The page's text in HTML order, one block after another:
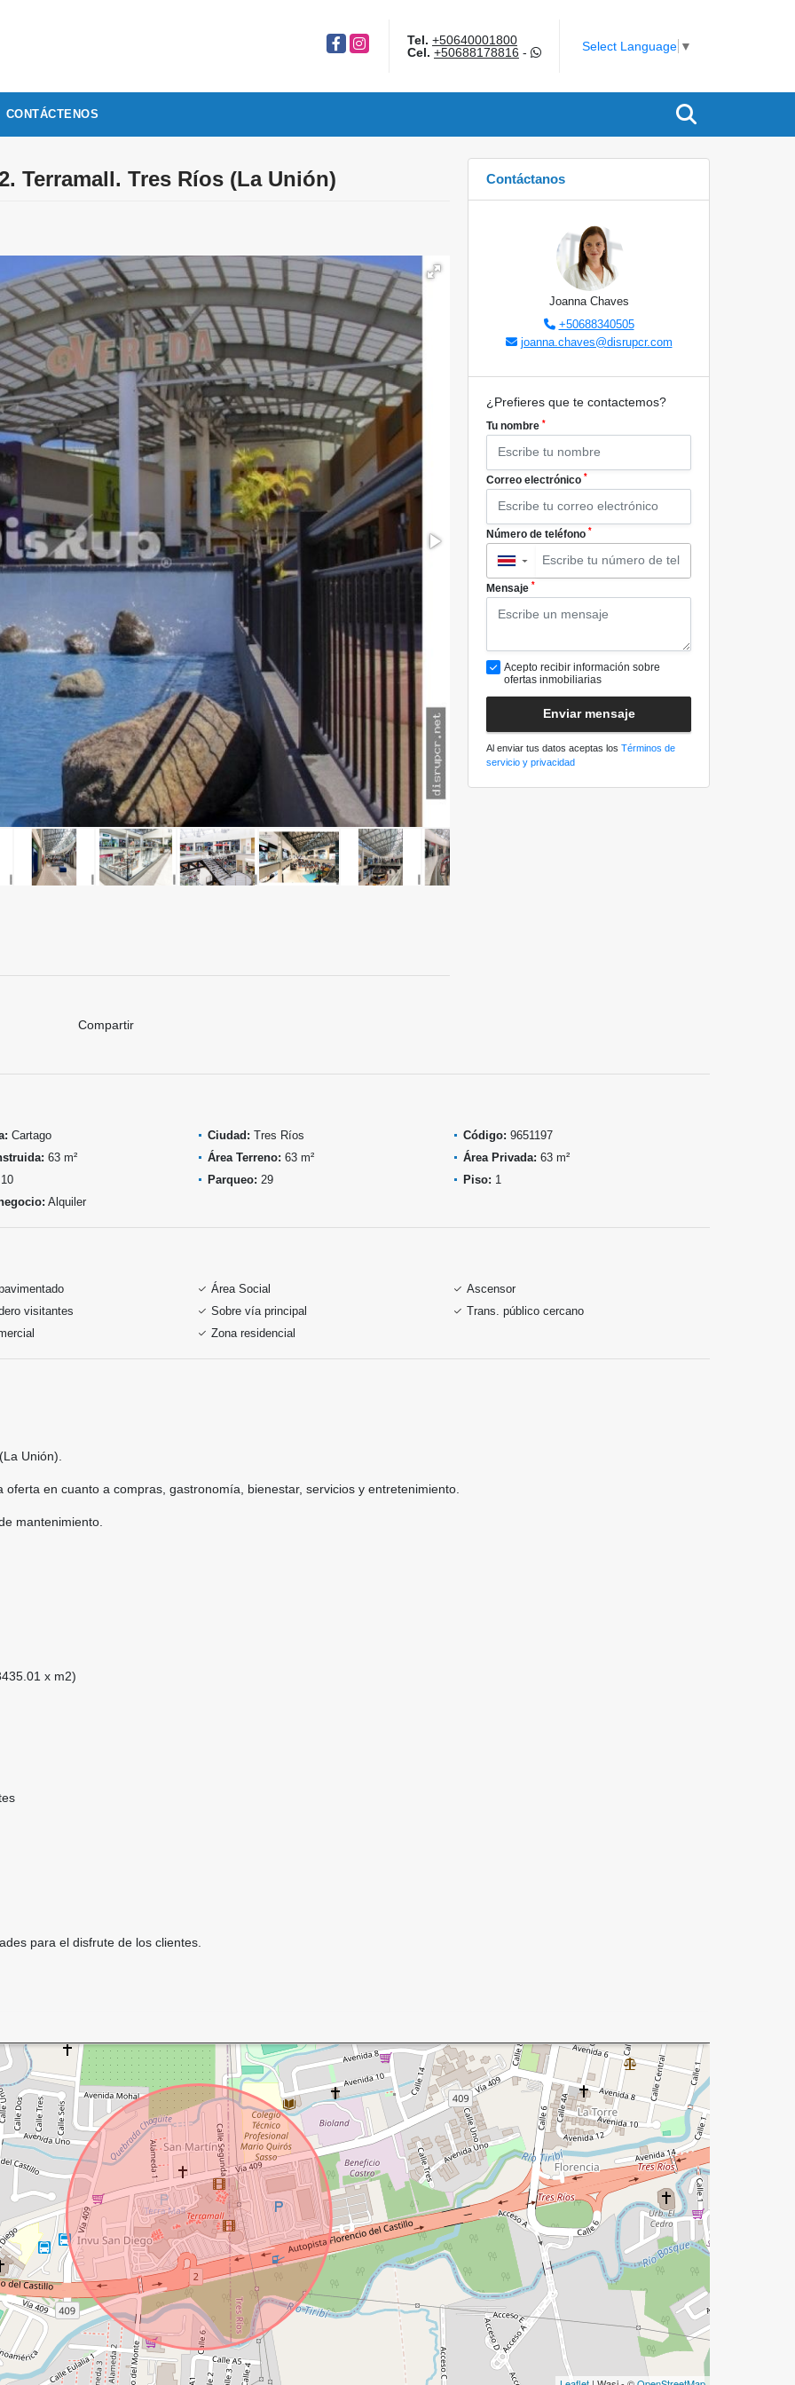
FacebookInstagram Tel. +50640001800
Cel. +50688178816 - Select Language ▼
CONTÁCTENOS
Terramall. Tres Ríos (La Unión)
Compartir
Contáctanos
Joanna Chaves
+50688340505
joanna.chaves@disrupcr.com
¿Prefieres que te contactemos?
Tu nombre *
Correo electrónico *
Número de teléfono *
▼
Mensaje *
Acepto recibir información sobre
ofertas inmobiliarias
Enviar mensaje
Al enviar tus datos aceptas los Términos de
servicio y privacidad
Cartago Ciudad: Tres Ríos Código: 9651197
63 m² Área Terreno: 63 m² Área Privada: 63 m²
Parqueo: 29 Piso: 1
Alquiler
Área Social
Ascensor
visitantes
Sobre vía principal
Trans. público cercano
Zona residencial
Unión).
en cuanto a compras, gastronomía, bienestar, servicios y entretenimiento.
mantenimiento.
x m2)
para el disfrute de los clientes.